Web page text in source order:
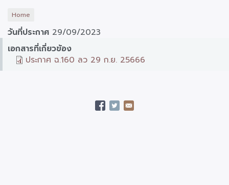
Home
วันที่ประกาศ 29/09/2023
เอกสารที่เกี่ยวข้อง
ประกาศ ฉ.160 ลว 29 ก.ย. 25666